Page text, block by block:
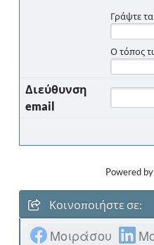
Γράψτε
Ο τόπος
Διεύθυνση
email
Powered by
Κοινοποιήστε σε:
Μοιράσου